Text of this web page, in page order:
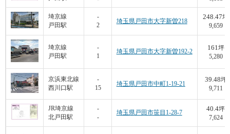
埼京線
戸田駅
-
2
埼玉県戸田市大字新曽218
248.47坪
9,659
埼京線
戸田駅
-
1
埼玉県戸田市大字新曽192-2
161坪
5,280
京浜東北線
西川口駅
-
15
埼玉県戸田市中町1-19-21
39.48坪
9,711
JR埼京線
北戸田駅
-
-
埼玉県戸田市笹目1-28-7
40.4坪
7,624